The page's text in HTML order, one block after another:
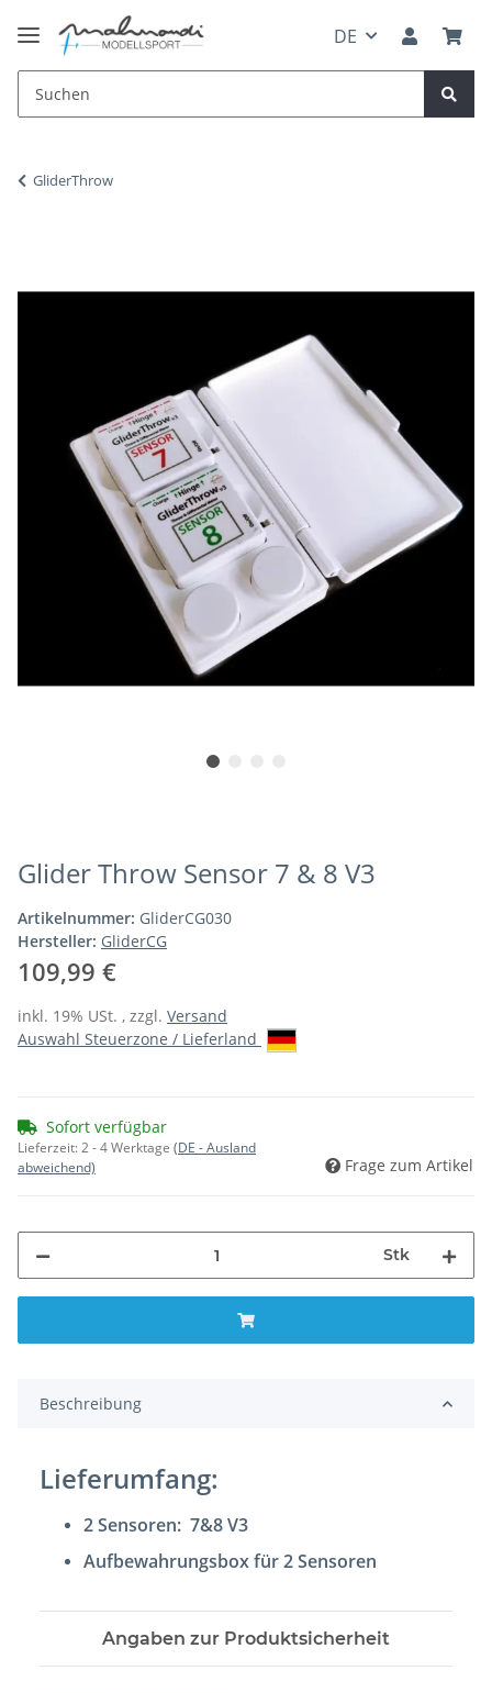
DE
GliderThrow
Glider Throw Sensor 7 & 8 V3
Artikelnummer: GliderCG030
Hersteller: GliderCG
109,99 €
inkl. 19% USt. , zzgl. Versand
Auswahl Steuerzone / Lieferland
Sofort verfügbar
Lieferzeit:2 - 4 Werktage (DE - Ausland
abweichend)
Frage zum Artikel
Stk
Beschreibung
Lieferumfang:
2 Sensoren: 7&8 V3
Aufbewahrungsbox für 2 Sensoren
Angaben zur Produktsicherheit